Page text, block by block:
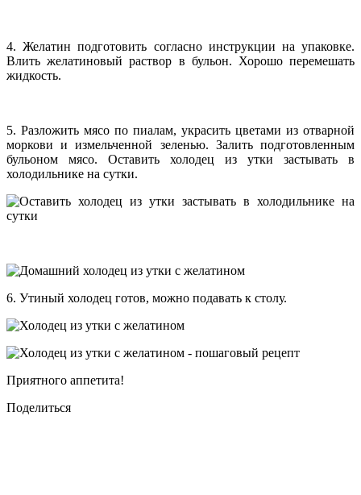
4. Желатин подготовить согласно инструкции на упаковке.
Влить желатиновый раствор в бульон. Хорошо перемешать
жидкость.
5. Разложить мясо по пиалам, украсить цветами из отварной
моркови и измельченной зеленью. Залить подготовленным
бульоном мясо. Оставить холодец из утки застывать в
холодильнике на сутки.
6. Утиный холодец готов, можно подавать к столу.
Приятного аппетита!
Поделиться